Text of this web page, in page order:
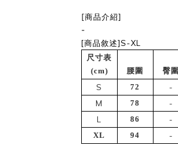
[商品介紹]
-
[商品敘述]S-XL
尺寸表
(cm)
腰圍 臀圍
S 72 -
M 78 -
L 86 -
XL
94 -